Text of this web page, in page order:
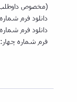
(مخصوص
دانلود فرم
دانلود فرم
فرم شماره